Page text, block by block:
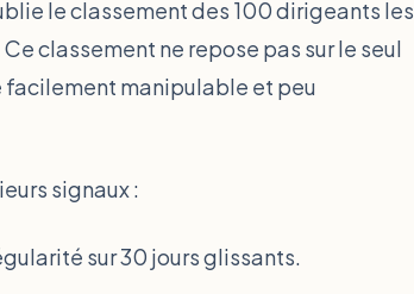
le classement des 100 dirigeants les
classement ne repose pas sur le seul
manipulable et peu
signaux :
sur 30 jours glissants.